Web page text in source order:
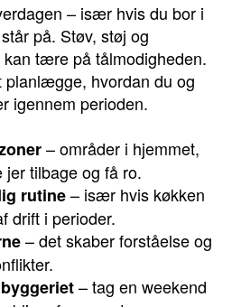
– især hvis du bor i
på. Støv, støj og
tære på tålmodigheden.
planlægge, hvordan du og
igennem perioden.
– områder i hjemmet,
tilbage og få ro.
rutine– især hvis køkken
drift i perioder.
– det skaber forståelse og
– tag en weekend